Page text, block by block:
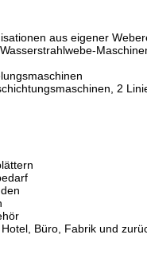
aus eigener
2
Büro, Fabrik und